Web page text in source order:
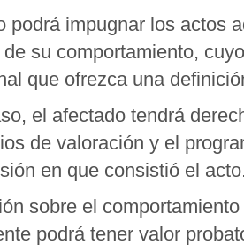
impugnar los actos
su comportamiento,
que ofrezca una
el afectado tendrá
de valoración y el
en que consistió el
sobre el
podrá tener valor